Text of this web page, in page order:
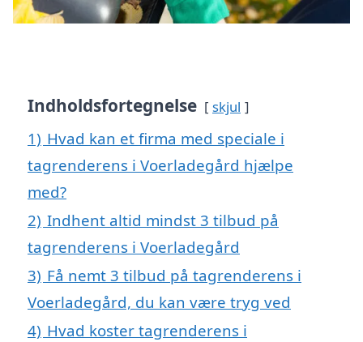
Indholdsfortegnelse skjul
1) Hvad kan et firma med speciale i
tagrenderens i Voerladegård hjælpe
med?
2) Indhent altid mindst 3 tilbud på
tagrenderens i Voerladegård
3) Få nemt 3 tilbud på tagrenderens i
Voerladegård, du kan være tryg ved
4) Hvad koster tagrenderens i